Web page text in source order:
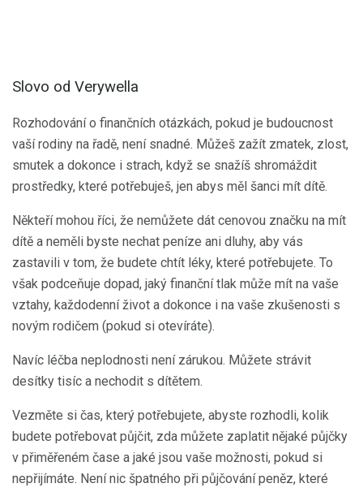
Slovo od Verywella
Rozhodování o finančních otázkách, pokud je budoucnost
vaší rodiny na řadě, není snadné. Můžeš zažít zmatek, zlost,
smutek a dokonce i strach, když se snažíš shromáždit
prostředky, které potřebuješ, jen abys měl šanci mít dítě.
Někteří mohou říci, že nemůžete dát cenovou značku na mít
dítě a neměli byste nechat peníze ani dluhy, aby vás
zastavili v tom, že budete chtít léky, které potřebujete. To
však podceňuje dopad, jaký finanční tlak může mít na vaše
vztahy, každodenní život a dokonce i na vaše zkušenosti s
novým rodičem (pokud si otevíráte).
Navíc léčba neplodnosti není zárukou. Můžete strávit
desítky tisíc a nechodit s dítětem.
Vezměte si čas, který potřebujete, abyste rozhodli, kolik
budete potřebovat půjčit, zda můžete zaplatit nějaké půjčky
v přiměřeném čase a jaké jsou vaše možnosti, pokud si
nepřijímáte. Není nic špatného při půjčování peněz, které